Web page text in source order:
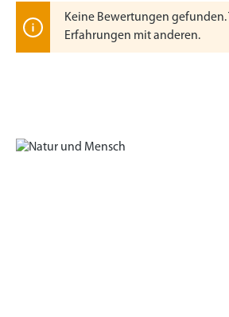
Keine Bewertungen gefunden.
Erfahrungen mit anderen.